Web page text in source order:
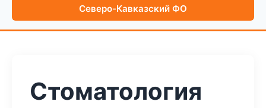
Северо-Кавказский ФО
Стоматология